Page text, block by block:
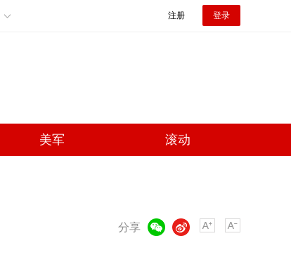
注册 登录
美军 滚动
分享
微博